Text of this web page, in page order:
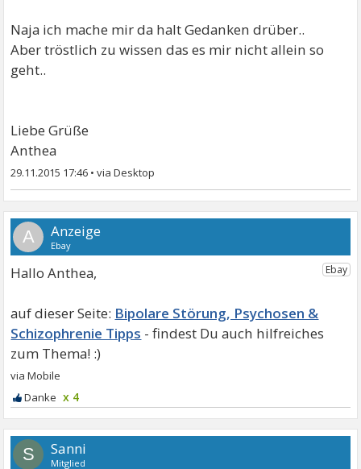
Naja ich mache mir da halt Gedanken drüber..
Aber tröstlich zu wissen das es mir nicht allein so
geht..
Liebe Grüße
Anthea
29.11.2015 17:46 •
A
Hallo Anthea,
Bipolare Störung, Psychosen &
Schizophrenie Tipps
x 4
S Sanni
Mitglied